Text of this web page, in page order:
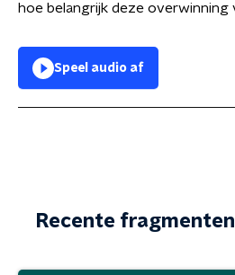
hoe belangrijk deze overwinning
Speel audio af
Recente fragmenten